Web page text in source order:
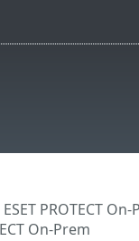
ESET PROTECT
On-Prem